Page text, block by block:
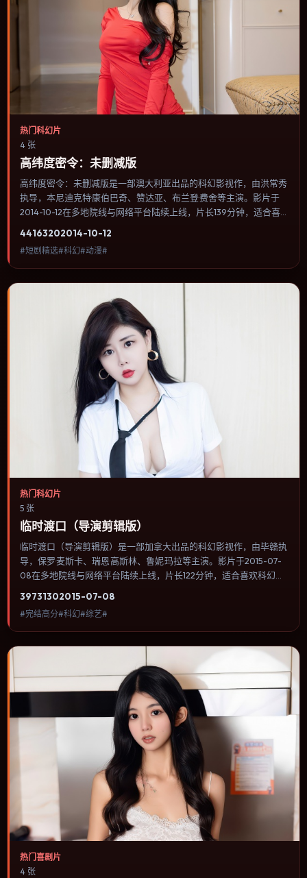
热门科幻片
4 张
高纬度密令：未删减版
高纬度密令：未删减版是一部澳大利亚出品的科幻影视作，由洪常秀
执导，本尼迪克特·康伯巴奇、赞达亚、布兰登·费舍等主演。影片于
2014-10-12在多地院线与网络平台陆续上线，片长139分钟，适合喜
择与情节推进，节奏与视听语言统一，可作为休闲观影或类型片补片
的选择。
44163202014-10-12
#短剧精选#科幻#动漫#
热门科幻片
5 张
临时渡口（导演剪辑版）
临时渡口（导演剪辑版）是一部加拿大出品的科幻影视作，由毕赣执
导，保罗·麦斯卡、瑞恩·高斯林、鲁妮·玛拉等主演。影片于2015-07-
08在多地院线与网络平台陆续上线，片长122分钟，适合喜欢科幻类
推进，节奏与视听语言统一，可作为休闲观影或类型片补片的选择。
39731302015-07-08
#完结高分#科幻#综艺#
热门喜剧片
4 张